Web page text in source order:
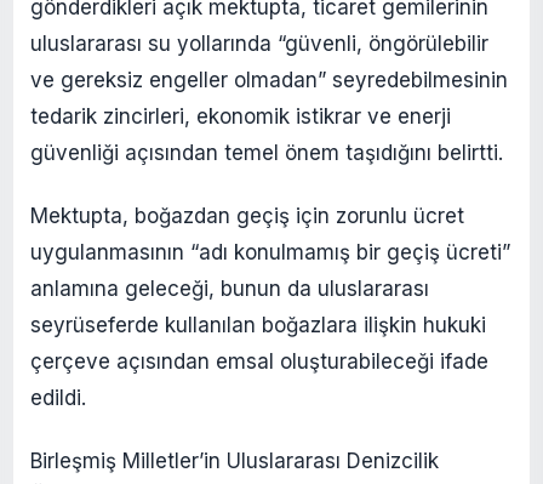
gönderdikleri açık mektupta, ticaret gemilerinin
uluslararası su yollarında “güvenli, öngörülebilir
ve gereksiz engeller olmadan” seyredebilmesinin
tedarik zincirleri, ekonomik istikrar ve enerji
güvenliği açısından temel önem taşıdığını belirtti.
Mektupta, boğazdan geçiş için zorunlu ücret
uygulanmasının “adı konulmamış bir geçiş ücreti”
anlamına geleceği, bunun da uluslararası
seyrüseferde kullanılan boğazlara ilişkin hukuki
çerçeve açısından emsal oluşturabileceği ifade
edildi.
Birleşmiş Milletler’in Uluslararası Denizcilik